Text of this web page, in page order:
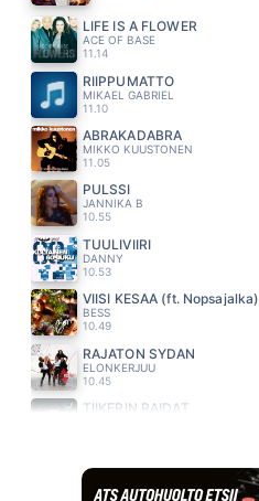
LIFE IS A FLOWER
ACE OF BASE
11.14
RIIPPUMATTO
MIKAEL GABRIEL
11.10
ABRAKADABRA
MIKKO KUUSTONEN
11.05
PULSSI
JANNIKA B
10.55
TUULIVIIRI
DANNY
10.53
VIISI KESÄÄ (ft. Nopsajalka)
BESS
10.49
RAJATON SYDAN
ELONKERJUU
10.45
TIIKERIN RAIDAT
PAUL ANKA
10.37